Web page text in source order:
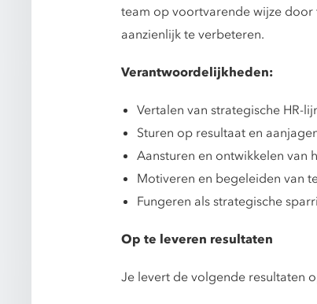
team op voortvarende wijze door
aanzienlijk te verbeteren.
Verantwoordelijkheden:
Vertalen van strategische HR-
Sturen op resultaat en
Aansturen en ontwikkelen van
Motiveren en begeleiden van
Fungeren als strategische
Op te leveren resultaten
Je levert de volgende resultaten